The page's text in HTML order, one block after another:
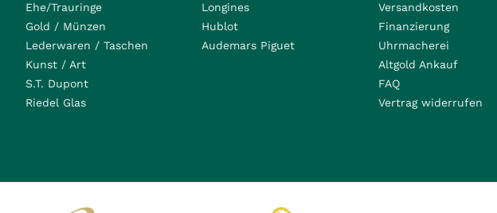
Ehe/Trauringe
Gold / Münzen
Lederwaren / Taschen
Kunst / Art
S.T. Dupont
Riedel Glas
Longines
Hublot
Audemars Piguet
Versandkosten
Finanzierung
Uhrmacherei
Altgold Ankauf
FAQ
Vertrag widerrufen